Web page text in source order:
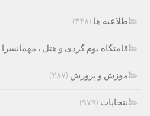
اطلاعیه ها (۳۴۸)
اقامتگاه بوم گردی و هتل ، مهمانسرا
اموزش و پرورش (۲۸۷)
انتخابات (۹۷۹)